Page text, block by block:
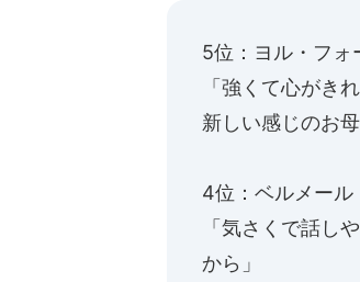
5位：ヨル・フォ
「強くて心がき
新しい感じのお母
4位：ベルメール
「気さくで話し
から」